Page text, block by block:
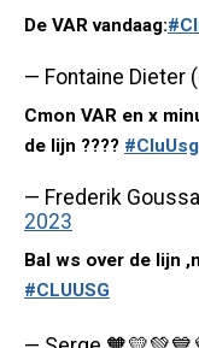
De VAR vandaag:
— Fontaine Dieter
Cmon VAR en x
de lijn ???? #CluUsg
— Frederik
2023
Bal ws over de lijn
#CLUUSG